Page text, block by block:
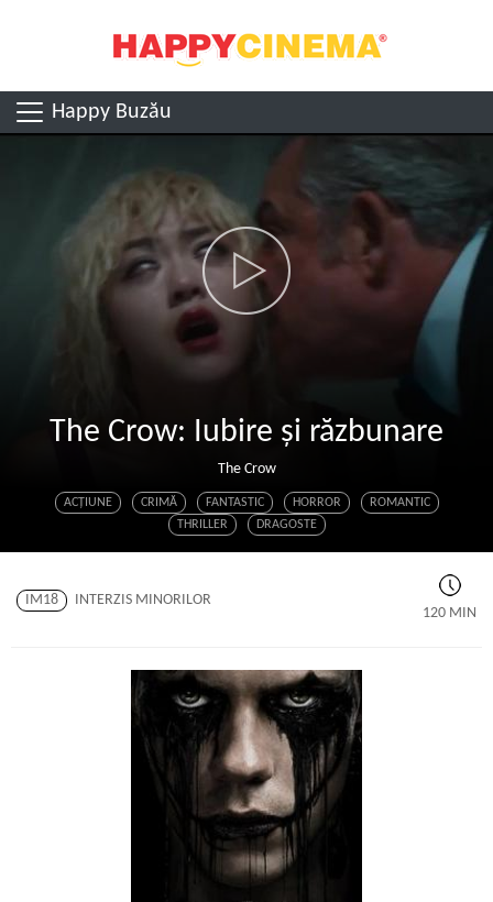
Happy Buzău
The Crow: Iubire și răzbunare
The Crow
ACŢIUNE CRIMĂ FANTASTIC HORROR
ROMANTIC
THRILLER
DRAGOSTE
IM18
INTERZIS MINORILOR
120 MIN